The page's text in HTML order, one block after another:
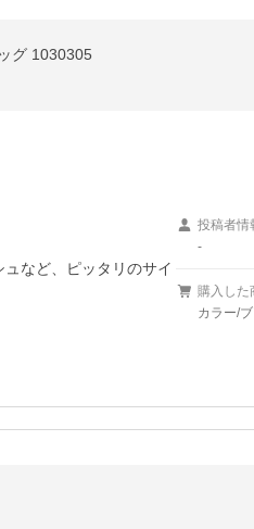
グ 1030305
など、ピッタリのサイ
投稿者情
-
購入した
カラー/